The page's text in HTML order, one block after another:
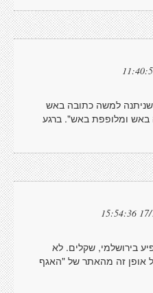
למשה כתובה באש
באש ומלופפת באש". ברגע
17/
בירושלמי, שקלים. לא
אופן זה מהאתר של "האגף